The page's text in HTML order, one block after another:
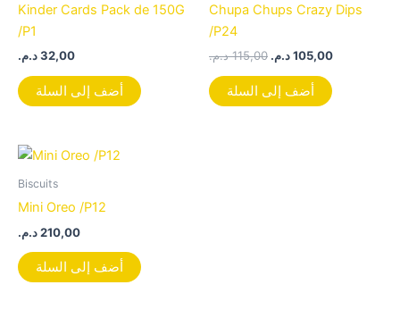
Kinder Cards Pack de 150G
/P1
32,00د.م.
أضف إلى السلة
Chupa Chups Crazy Dips
/P24
115,00 د.م. 105,00د.م.
أضف إلى السلة
Biscuits
Mini Oreo /P12
210,00د.م.
أضف إلى السلة